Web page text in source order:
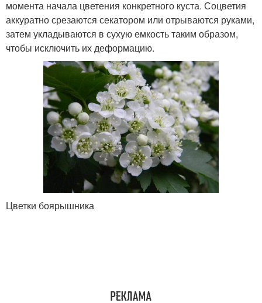
момента начала цветения конкретного куста. Соцветия
аккуратно срезаются секатором или отрываются руками,
затем укладываются в сухую емкость таким образом,
чтобы исключить их деформацию.
Цветки боярышника